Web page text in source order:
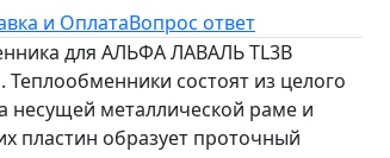
и ОплатаВопрос ответ
для АЛЬФА ЛАВАЛЬ TL3B
состоят из целого
несущей металлической раме и
пластин образует проточный